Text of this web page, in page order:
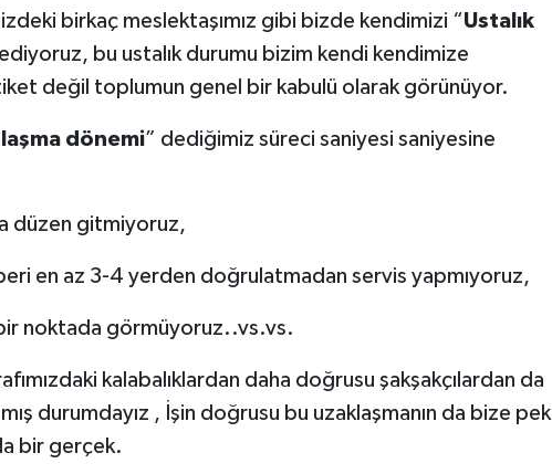
birkaç meslektaşımız gibi bizde kendimizi “Ustalık
bu ustalık durumu bizim kendi kendimize
değil toplumun genel bir kabulü olarak görünüyor.
dönemi” dediğimiz süreci saniyesi saniyesine
düzen gitmiyoruz,
en az 3-4 yerden doğrulatmadan servis yapmıyoruz,
noktada görmüyoruz..vs.vs.
kalabalıklardan daha doğrusu şakşakçılardan da
durumdayız , İşin doğrusu bu uzaklaşmanın da bize pek
bir gerçek.